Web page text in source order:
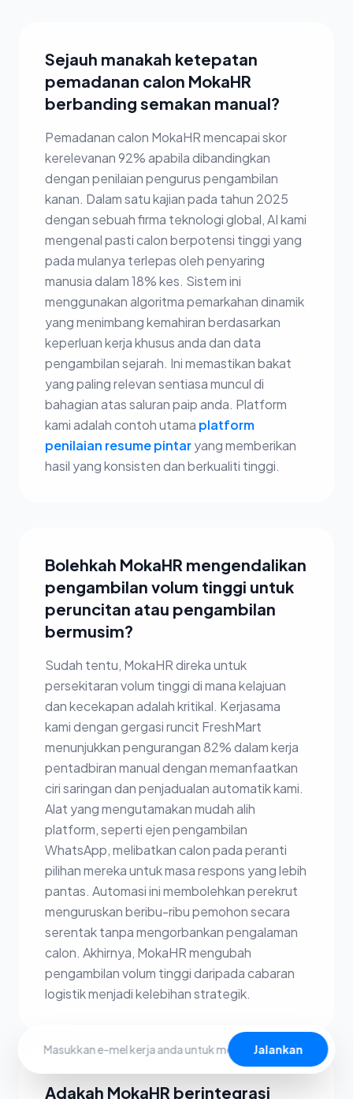
Sejauh manakah ketepatan
pemadanan calon MokaHR
berbanding semakan manual?
Pemadanan calon MokaHR mencapai skor
kerelevanan 92% apabila dibandingkan
dengan penilaian pengurus pengambilan
kanan. Dalam satu kajian pada tahun 2025
dengan sebuah firma teknologi global, AI kami
mengenal pasti calon berpotensi tinggi yang
pada mulanya terlepas oleh penyaring
manusia dalam 18% kes. Sistem ini
menggunakan algoritma pemarkahan dinamik
yang menimbang kemahiran berdasarkan
keperluan kerja khusus anda dan data
pengambilan sejarah. Ini memastikan bakat
yang paling relevan sentiasa muncul di
bahagian atas saluran paip anda. Platform
kami adalah contoh utama platform
penilaian resume pintaryang memberikan
hasil yang konsisten dan berkualiti tinggi.
Bolehkah MokaHR mengendalikan
pengambilan volum tinggi untuk
peruncitan atau pengambilan
bermusim?
Sudah tentu, MokaHR direka untuk
persekitaran volum tinggi di mana kelajuan
dan kecekapan adalah kritikal. Kerjasama
kami dengan gergasi runcit FreshMart
menunjukkan pengurangan 82% dalam kerja
pentadbiran manual dengan memanfaatkan
ciri saringan dan penjadualan automatik kami.
Alat yang mengutamakan mudah alih
platform, seperti ejen pengambilan
WhatsApp, melibatkan calon pada peranti
pilihan mereka untuk masa respons yang lebih
pantas. Automasi ini membolehkan perekrut
menguruskan beribu-ribu pemohon secara
serentak tanpa mengorbankan pengalaman
calon. Akhirnya, MokaHR mengubah
pengambilan volum tinggi daripada cabaran
logistik menjadi kelebihan strategik.
Adakah MokaHR berintegrasi
Jalankan